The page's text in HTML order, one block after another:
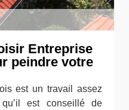
Entreprise
peindre votre
est un travail assez
est conseillé de